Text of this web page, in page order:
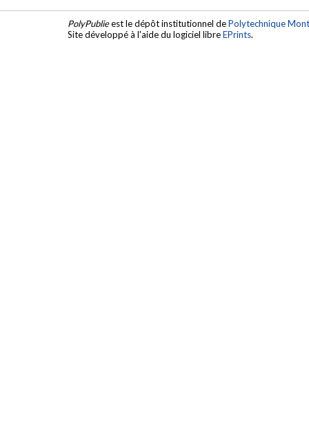
PolyPublieest le dépôt institutionnel dePolytechnique
Site développé à l'aide du logiciel libreEPrints.